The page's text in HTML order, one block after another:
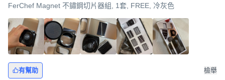
FerChef Magnet 不鏽鋼切片器組, 1套, FREE, 冷灰色
有幫助 檢舉